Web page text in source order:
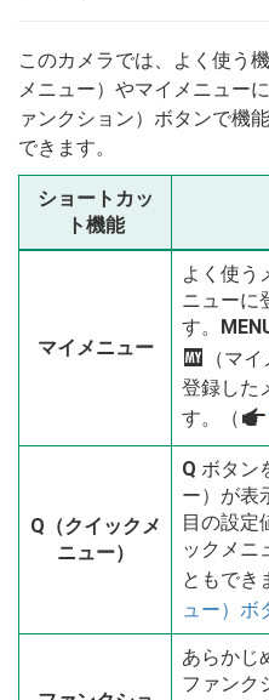
このカメラでは、よく使う
メニュー）やマイメニュー
ァンクション）ボタンで機
できます。
ショートカッ
ト機能
マイメニュー
よく使う
ニューに
す。
E
（マ
登録した
す。（ a
Q（クイックメ
ニュー）
Q ボタン
ー）が表
目の設定
ックメニ
ともでき
ュー）ボ
あらかじ
ファンク